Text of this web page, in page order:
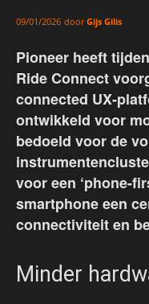
09/01/2026 door Gijs Gilis
Pioneer heeft
Ride Connect
connected UX-
ontwikkeld voor
bedoeld voor de
voor een ‘phone-
smartphone een
connectiviteit en
Minder